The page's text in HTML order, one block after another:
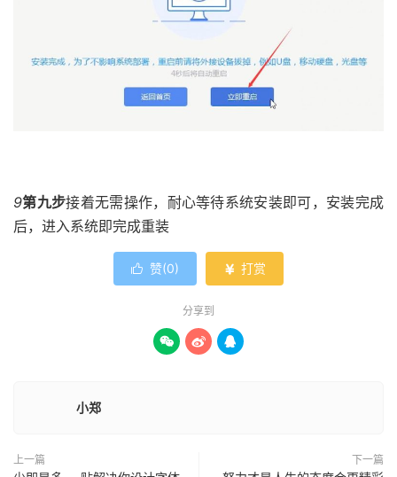
9第九步接着无需操作，耐心等待系统安装即可，安装完成
后，进入系统即完成重装
 赞(0)  打赏
分享到
  
小郑
上一篇 下一篇